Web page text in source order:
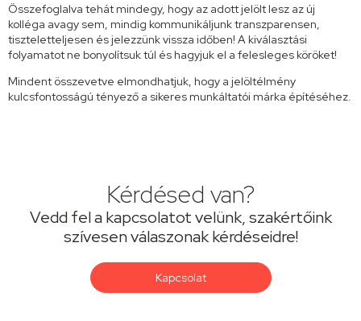
Összefoglalva tehát mindegy, hogy az adott jelölt lesz az új
kolléga avagy sem, mindig kommunikáljunk transzparensen,
tiszteletteljesen és jelezzünk vissza időben! A kiválasztási
folyamatot ne bonyolítsuk túl és hagyjuk el a felesleges köröket!
Mindent összevetve elmondhatjuk, hogy a jelöltélmény
kulcsfontosságú tényező a sikeres munkáltatói márka építéséhez.
Kérdésed van?
Vedd fel a kapcsolatot velünk, szakértőink
szívesen válaszonak kérdéseidre!
Kapcsolat